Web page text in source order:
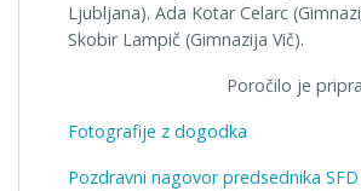
Ljubljana). Ada Kotar Celarc
Skobir Lampič (Gimnazija Vič).
Poročilo je
Fotografije z dogodka
Pozdravni nagovor predsednika